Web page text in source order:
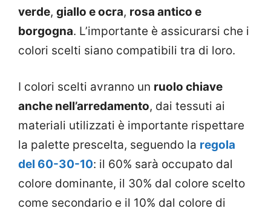
verde, giallo e ocra, rosa antico e
borgogna. L’importante è assicurarsi che i
colori scelti siano compatibili tra di loro.
I colori scelti avranno un ruolo chiave
anche nell’arredamento, dai tessuti ai
materiali utilizzati è importante rispettare
la palette prescelta, seguendo la regola
del 60-30-10: il 60% sarà occupato dal
colore dominante, il 30% dal colore scelto
come secondario e il 10% dal colore di